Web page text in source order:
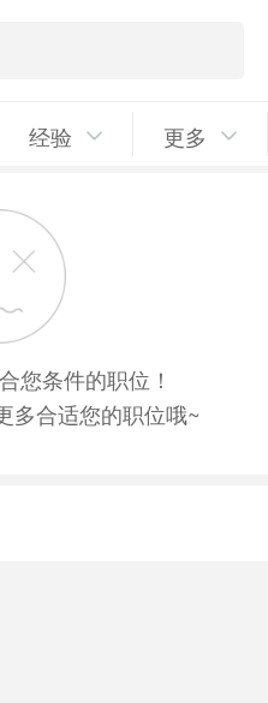
经验 更多
您条件的职位！
多合适您的职位哦~